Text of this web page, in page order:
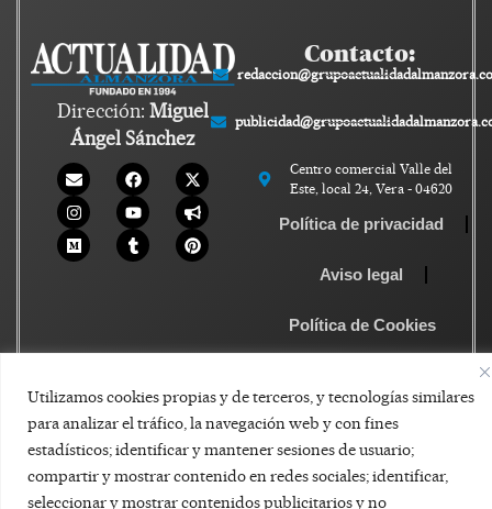
Utilizamos cookies propias y de terceros, y tecnologías similares
para analizar el tráfico, la navegación web y con fines
estadísticos; identificar y mantener sesiones de usuario;
compartir y mostrar contenido en redes sociales; identificar,
seleccionar y mostrar contenidos publicitarios y no
Dirección: Miguel
Ángel Sánchez
Contacto:
Centro comercial Valle del
Este, local 24, Vera - 04620
Política de privacidad
Aviso legal
Política de Cookies